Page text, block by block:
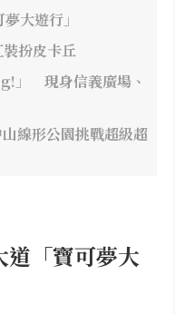
大遊行」
扮皮卡丘
」 現身信義廣場、
線形公園挑戰超級超
「寶可夢大